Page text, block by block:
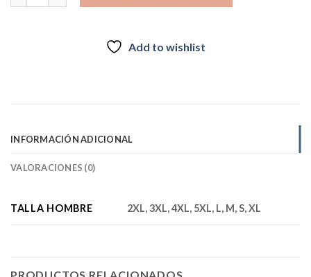
Add to wishlist
INFORMACIÓN ADICIONAL
VALORACIONES (0)
TALLA HOMBRE 2XL, 3XL, 4XL, 5XL, L, M, S, XL